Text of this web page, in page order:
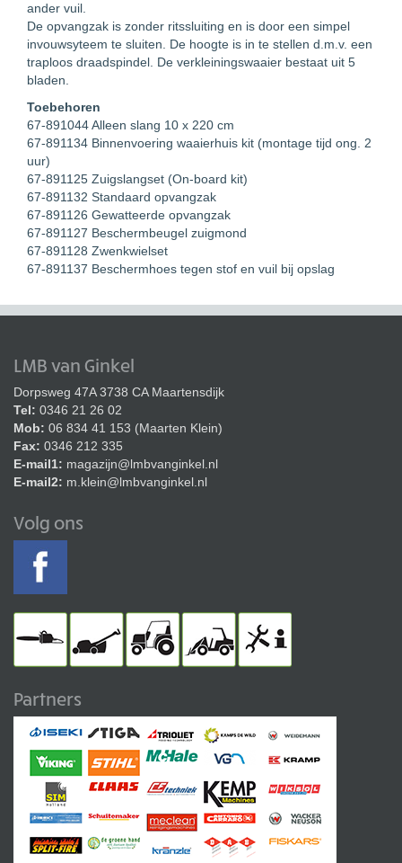
ander vuil.
De opvangzak is zonder ritssluiting en is door een simpel
invouwsyteem te sluiten. De hoogte is in te stellen d.m.v. een
traploos draadspindel. De verkleiningswaaier bestaat uit 5
bladen.
Toebehoren
67-891044 Alleen slang 10 x 220 cm
67-891134 Binnenvoering waaierhuis kit (montage tijd ong. 2
uur)
67-891125 Zuigslangset (On-board kit)
67-891132 Standaard opvangzak
67-891126 Gewatteerde opvangzak
67-891127 Beschermbeugel zuigmond
67-891128 Zwenkwielset
67-891137 Beschermhoes tegen stof en vuil bij opslag
LMB van Ginkel
Dorpsweg 47A 3738 CA Maartensdijk
Tel: 0346 21 26 02
Mob: 06 834 41 153 (Maarten Klein)
Fax: 0346 212 335
E-mail1: magazijn@lmbvanginkel.nl
E-mail2: m.klein@lmbvanginkel.nl
Volg ons
Partners